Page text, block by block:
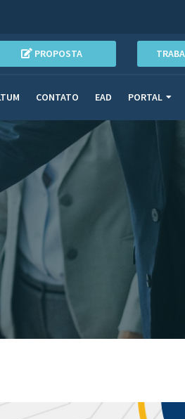
PROPOSTA
CONTATO EAD PORTAL